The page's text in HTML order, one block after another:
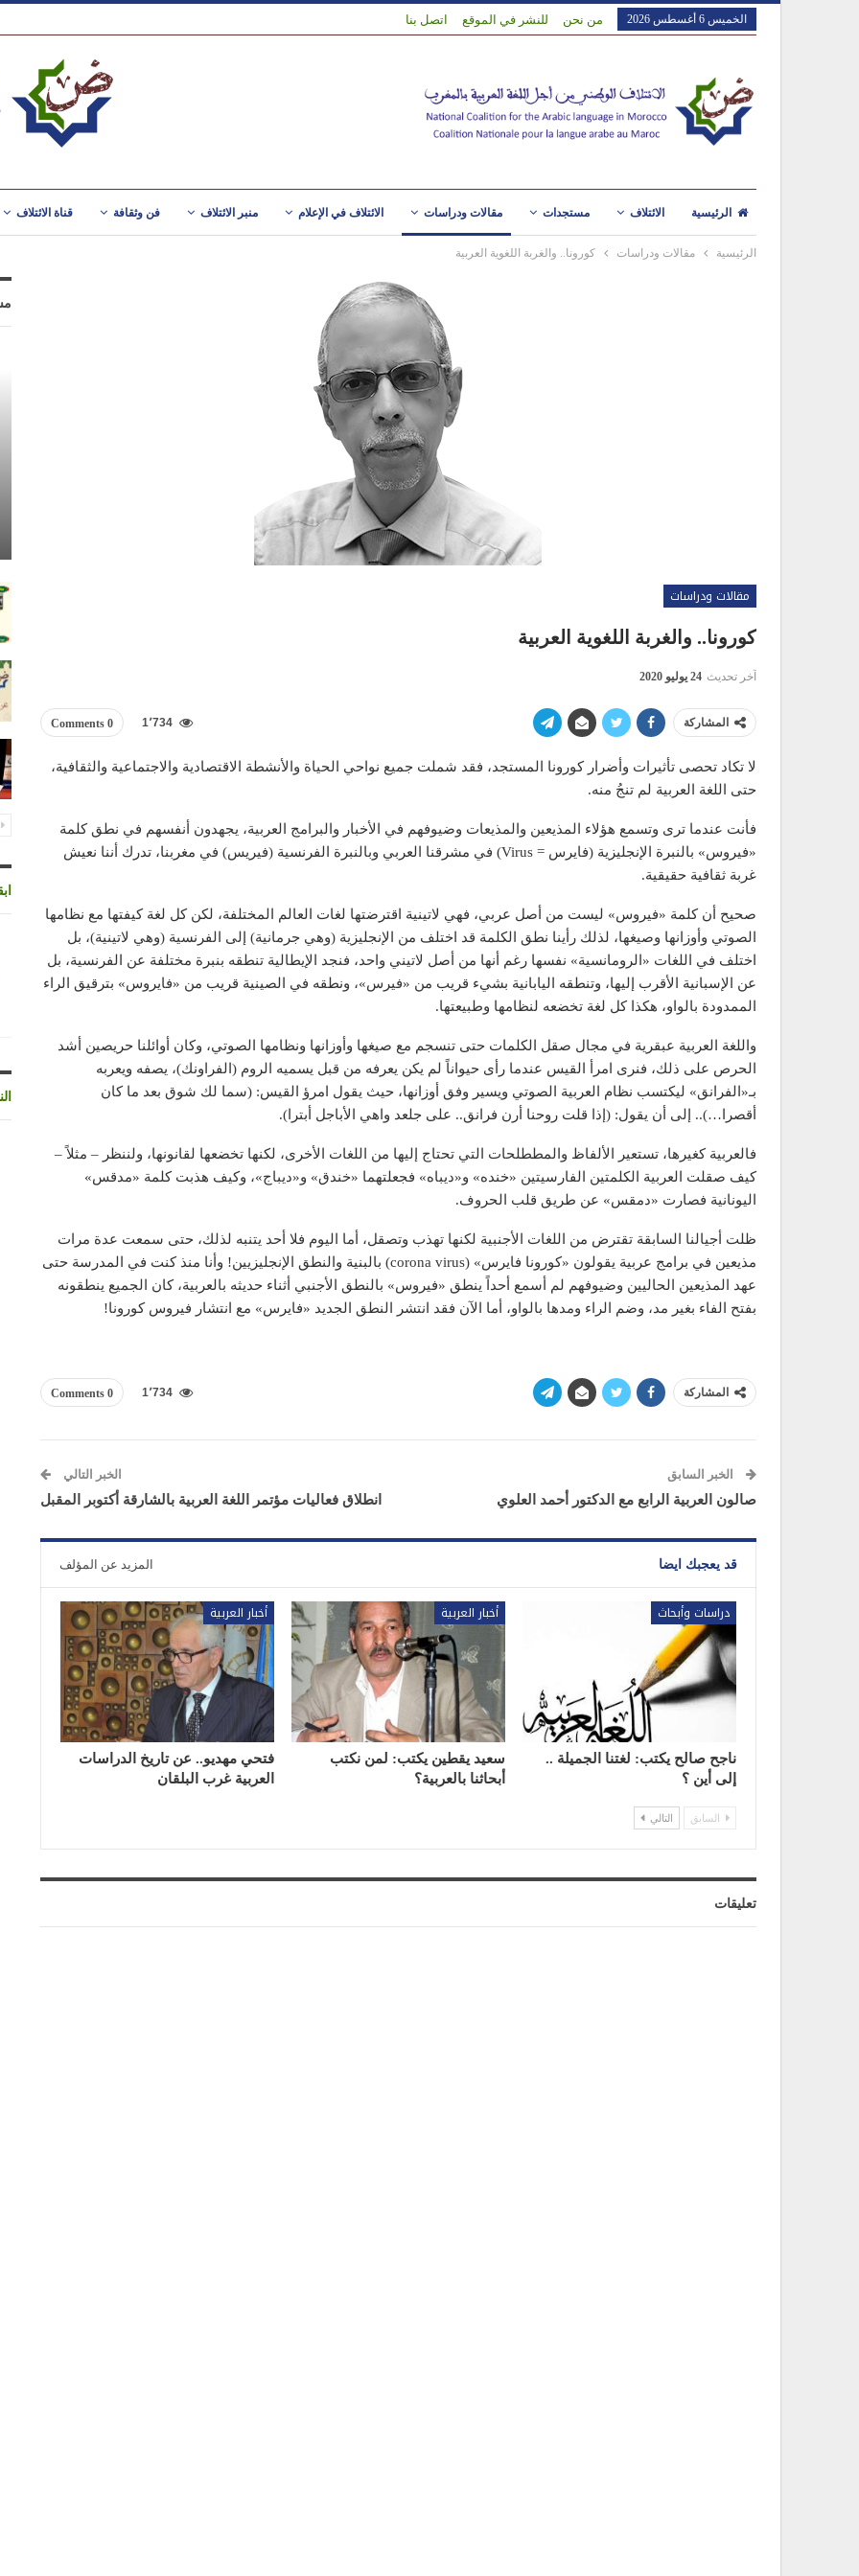
الخميس 6 أغسطس 2026 من نحن للنشر في الموقع اتصل بنا
الرئيسية الائتلاف مستجدات مقالات ودراسات الائتلاف في الإعلام منبر الائتلاف فن وثقافة قناة الائتلاف
الرئيسية مقالات ودراسات كورونا.. والغربة اللغوية العربية
مقالات ودراسات
كورونا.. والغربة اللغوية العربية
آخر تحديث 24 يوليو 2020
المشاركة 0 Comments 1٬734
لا تكاد تحصى تأثيرات وأضرار كورونا المستجد، فقد شملت جميع نواحي الحياة والأنشطة الاقتصادية والاجتماعية والثقافية،
حتى اللغة العربية لم تنجُ منه.
فأنت عندما ترى وتسمع هؤلاء المذيعين والمذيعات وضيوفهم في الأخبار والبرامج العربية، يجهدون أنفسهم في نطق كلمة
«فيروس» بالنبرة الإنجليزية (فايرس = Virus) في مشرقنا العربي وبالنبرة الفرنسية (فيريس) في مغربنا، تدرك أننا نعيش
غربة ثقافية حقيقية.
صحيح أن كلمة «فيروس» ليست من أصل عربي، فهي لاتينية اقترضتها لغات العالم المختلفة، لكن كل لغة كيفتها مع نظامها
الصوتي وأوزانها وصيغها، لذلك رأينا نطق الكلمة قد اختلف من الإنجليزية (وهي جرمانية) إلى الفرنسية (وهي لاتينية)، بل
اختلف في اللغات «الرومانسية» نفسها رغم أنها من أصل لاتيني واحد، فنجد الإيطالية تنطقه بنبرة مختلفة عن الفرنسية، بل
عن الإسبانية الأقرب إليها، وتنطقه اليابانية بشيء قريب من «فيرس»، ونطقه في الصينية قريب من «فايروس» بترقيق الراء
الممدودة بالواو، هكذا كل لغة تخضعه لنظامها وطبيعتها.
واللغة العربية عبقرية في مجال صقل الكلمات حتى تنسجم مع صيغها وأوزانها ونظامها الصوتي، وكان أوائلنا حريصين أشد
الحرص على ذلك، فنرى امرأ القيس عندما رأى حيواناً لم يكن يعرفه من قبل يسميه الروم (الفراونك)، يصفه ويعربه
بـ«الفرانق» ليكتسب نظام العربية الصوتي ويسير وفق أوزانها، حيث يقول امرؤ القيس: (سما لك شوق بعد ما كان
أقصرا…).. إلى أن يقول: (إذا قلت روحنا أرن فرانق.. على جلعد واهي الأباجل أبترا).
فالعربية كغيرها، تستعير الألفاظ والمططلحات التي تحتاج إليها من اللغات الأخرى، لكنها تخضعها لقانونها، ولننظر – مثلاً –
كيف صقلت العربية الكلمتين الفارسيتين «خنده» و«ديباه» فجعلتهما «خندق» و«ديباج»، وكيف هذبت كلمة «مدقس»
اليونانية فصارت «دمقس» عن طريق قلب الحروف.
ظلت أجيالنا السابقة تقترض من اللغات الأجنبية لكنها تهذب وتصقل، أما اليوم فلا أحد يتنبه لذلك، حتى سمعت عدة مرات
مذيعين في برامج عربية يقولون «كورونا فايرس» (corona virus) بالبنية والنطق الإنجليزيين! وأنا منذ كنت في المدرسة حتى
عهد المذيعين الحاليين وضيوفهم لم أسمع أحداً ينطق «فيروس» بالنطق الأجنبي أثناء حديثه بالعربية، كان الجميع ينطقونه
بفتح الفاء بغير مد، وضم الراء ومدها بالواو، أما الآن فقد انتشر النطق الجديد «فايرس» مع انتشار فيروس كورونا!
المشاركة 0 Comments 1٬734
الخبر السابق
صالون العربية الرابع مع الدكتور أحمد العلوي
الخبر التالي
انطلاق فعاليات مؤتمر اللغة العربية بالشارقة أكتوبر المقبل
قد يعجبك ايضا المزيد عن المؤلف
دراسات وأبحاث
ناجح صالح يكتب: لغتنا الجميلة ..
إلى أين ؟
أخبار العربية
سعيد يقطين يكتب: لمن نكتب
أبحاثنا بالعربية؟
أخبار العربية
فتحي مهديو.. عن تاريخ الدراسات
العربية غرب البلقان
السابق التالي
تعليقات